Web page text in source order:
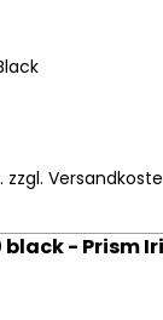
zzgl.
black - Prism